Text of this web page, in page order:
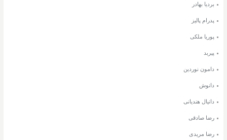
بردیا بهادر
پدرام پالیز
پوریا ملکی
پیربد
دامون نوردین
دانوش
دانیال هندیانی
رضا صادقی
رضا مریدی